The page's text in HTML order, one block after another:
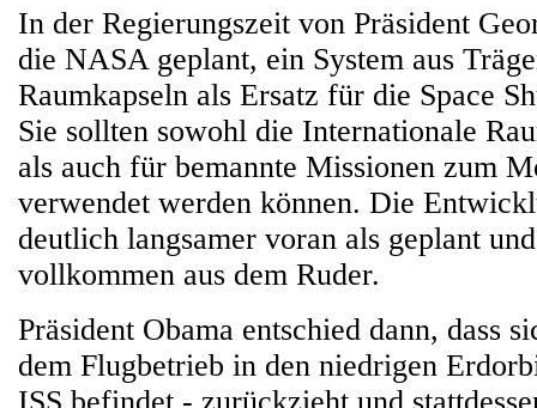
In der Regierungszeit von Präsident
die NASA geplant, ein System aus
Raumkapseln als Ersatz für die Space
Sie sollten sowohl die Internationale
als auch für bemannte Missionen zum
verwendet werden können. Die
deutlich langsamer voran als geplant
vollkommen aus dem Ruder.
Präsident Obama entschied dann, dass
dem Flugbetrieb in den niedrigen